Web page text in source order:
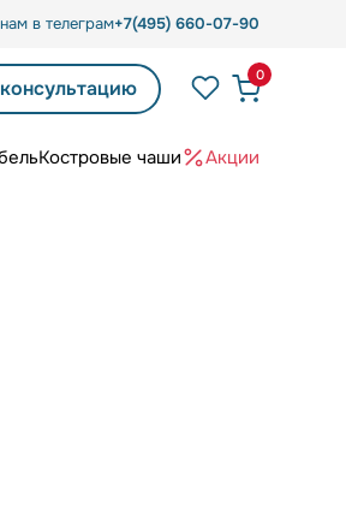
в телеграм+7(495) 660-07-90
0
Костровые чаши Акции